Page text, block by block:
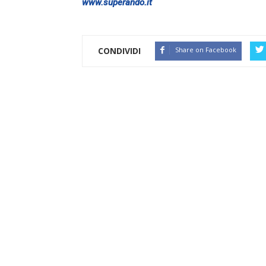
www.superando.it
CONDIVIDI Share on Facebook